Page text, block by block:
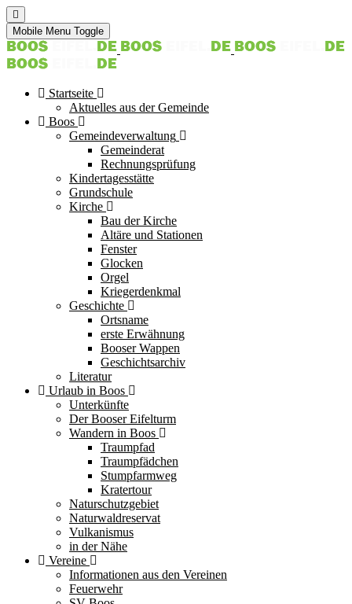
Mobile Menu Toggle
Startseite
Aktuelles aus der Gemeinde
Boos
Gemeindeverwaltung
Gemeinderat
Rechnungsprüfung
Kindertagesstätte
Grundschule
Kirche
Bau der Kirche
Altäre und Stationen
Fenster
Glocken
Orgel
Kriegerdenkmal
Geschichte
Ortsname
erste Erwähnung
Booser Wappen
Geschichtsarchiv
Literatur
Urlaub in Boos
Unterkünfte
Der Booser Eifelturm
Wandern in Boos
Traumpfad
Traumpfädchen
Stumpfarmweg
Kratertour
Naturschutzgebiet
Naturwaldreservat
Vulkanismus
in der Nähe
Vereine
Informationen aus den Vereinen
Feuerwehr